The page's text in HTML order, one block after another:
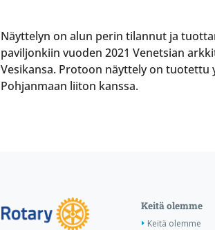
Näyttelyn on alun perin tilannut ja
paviljonkiin vuoden 2021 Venetsian
Vesikansa. Protoon näyttely on tuotettu
Pohjanmaan liiton kanssa.
Keitä olemme
Keitä olemme